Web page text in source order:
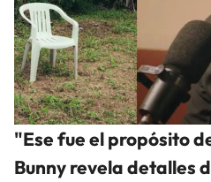
"Ese fue el propósito
Bunny revela detalles